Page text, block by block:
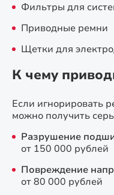
Фильтры для
Приводные ремни
Щетки для
К чему
Если игнорировать
можно получить
Разрушение
от 150 000 рублей
Повреждение
от 80 000 рублей